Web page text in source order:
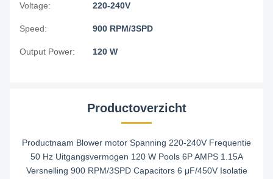
Voltage: 220-240V
Speed: 900 RPM/3SPD
Output Power: 120 W
Productoverzicht
Productnaam Blower motor Spanning 220-240V Frequentie
50 Hz Uitgangsvermogen 120 W Pools 6P AMPS 1.15A
Versnelling 900 RPM/3SPD Capacitors 6 μF/450V Isolatie